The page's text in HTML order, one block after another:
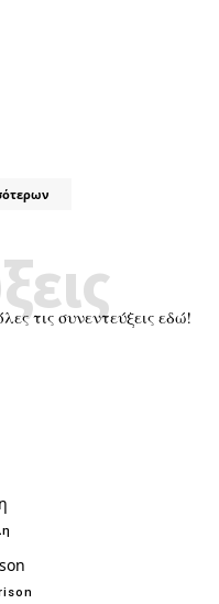
τις συνεντεύξεις εδώ!